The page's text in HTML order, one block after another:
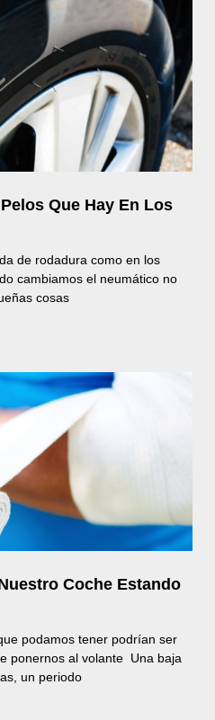
Que Hay En Los
de rodadura como en los
cambiamos el neumático no
cosas
Coche Estando
podamos tener podrían ser
ponernos al volante Una baja
un periodo